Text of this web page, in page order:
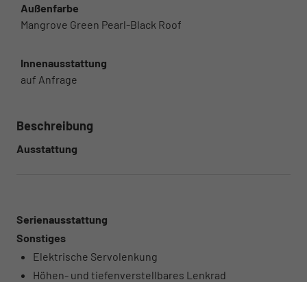
Außenfarbe
Mangrove Green Pearl-Black Roof
Innenausstattung
auf Anfrage
Beschreibung
Ausstattung
Serienausstattung
Sonstiges
Elektrische Servolenkung
Höhen- und tiefenverstellbares Lenkrad